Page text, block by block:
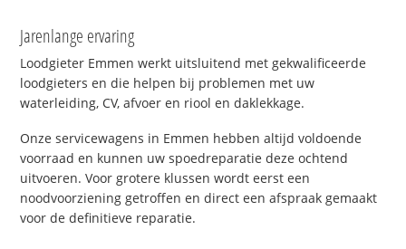
Jarenlange ervaring
Loodgieter Emmen werkt uitsluitend met gekwalificeerde
loodgieters en die helpen bij problemen met uw
waterleiding, CV, afvoer en riool en daklekkage.
Onze servicewagens in Emmen hebben altijd voldoende
voorraad en kunnen uw spoedreparatie deze ochtend
uitvoeren. Voor grotere klussen wordt eerst een
noodvoorziening getroffen en direct een afspraak gemaakt
voor de definitieve reparatie.